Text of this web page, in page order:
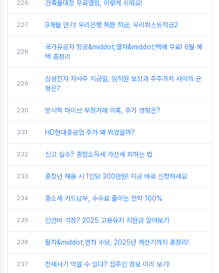
226 건축물대장 무료열람, 이렇게 쉬워요!
227 9개월 만기! 우리은행 특판 적금, 우리퍼스트적금2
228
국가유공자 항공&middot;열차&middot;택배 무료! 6월 혜
택 총정리
229
삼성전자 자사주 지급일, 임직원 보상과 주주가치 사이의 균
형은?
230 방시혁 하이브 부정거래 의혹, 주가 영향은?
231 HD현대중공업 주가 왜 뛰었을까?
232 신고 실수? 종합소득세 가산세 피하는 법
233 중장년 채용 시 1인당 300만원! 지금 바로 신청하세요
234 종소세 카드납부, 수수료 줄이는 전략 100%
235 인건비 걱정? 2025 고용유지 지원금 알아보기
236 월차&middot;연차 수당, 2025년 계산기까지 총정리!
237 전세사기 막을 수 있다? 집주인 정보 미리 보기!